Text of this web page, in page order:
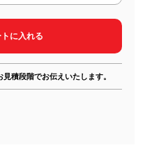
積段階でお伝えいたします。